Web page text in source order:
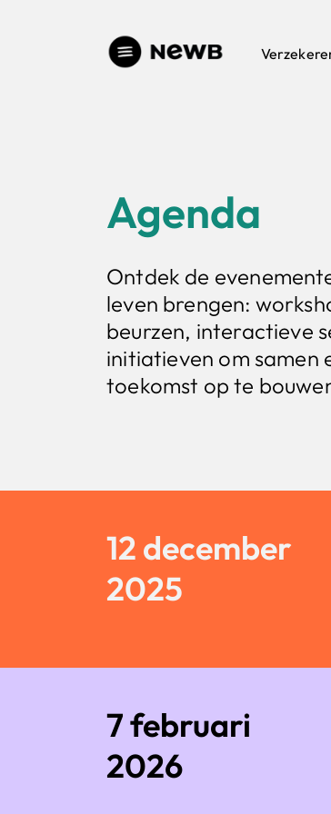
Agenda
Ontdek de
leven brengen:
beurzen, interactieve
initiatieven om samen
toekomst op te
12 december
2025
7 februari
2026